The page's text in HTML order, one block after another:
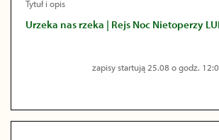
Tytuł i opis
Urzeka nas rzeka | Rejs Noc Nietoperzy
zapisy startują 25.08 o godz.